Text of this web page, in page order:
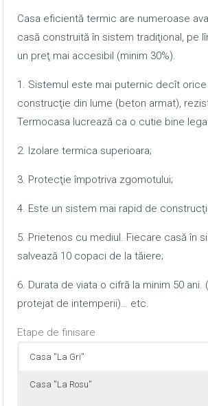
Casa eficientă termic are numeroase
casă construită în sistem tradiţional, pe
un preţ mai accesibil (minim 30%).
1. Sistemul este mai puternic decît
construcţie din lume (beton armat),
Termocasa lucrează ca o cutie bine
2. Izolare termica superioara;
3. Protecţie împotriva zgomotului;
4. Este un sistem mai rapid de
5. Prietenos cu mediul. Fiecare casă în
salvează 10 copaci de la tăiere;
6. Durata de viata o cifră la minim 50
protejat de intemperii)… etc.
Etape de finisare
Casa ''La Gri''
Casa ''La Rosu''